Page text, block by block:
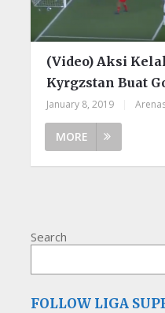
(Video) Aksi
Kyrgzstan Buat
January 8, 2019
MORE
Search
FOLLOW LIGA